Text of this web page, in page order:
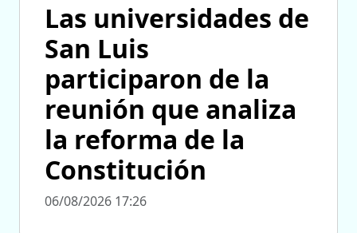
Las universidades de
San Luis
participaron de la
reunión que analiza
la reforma de la
Constitución
06/08/2026 17:26